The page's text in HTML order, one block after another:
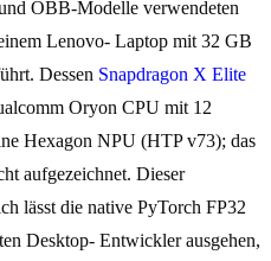
OBB-Modelle verwendeten
Lenovo- Laptop mit 32 GB
Dessen Snapdragon X Elite
Oryon CPU mit 12
Hexagon NPU (HTP v73); das
aufgezeichnet. Dieser
lässt die native PyTorch FP32
Desktop- Entwickler ausgehen,